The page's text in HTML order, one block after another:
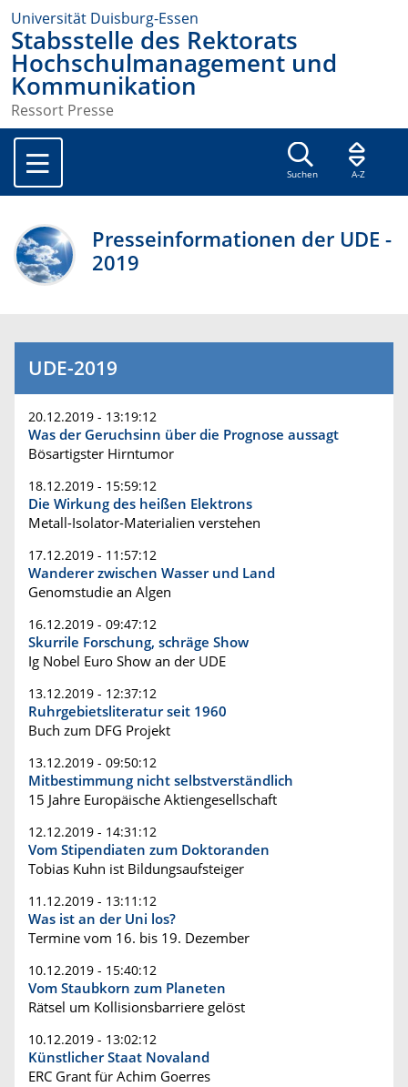
Universität Duisburg-Essen
Stabsstelle des Rektorats
Hochschulmanagement und
Kommunikation
Ressort Presse
Suchen A-Z
Presseinformationen der UDE -
2019
UDE-2019
20.12.2019 - 13:19:12
Was der Geruchsinn über die Prognose aussagt
Bösartigster Hirntumor
18.12.2019 - 15:59:12
Die Wirkung des heißen Elektrons
Metall-Isolator-Materialien verstehen
17.12.2019 - 11:57:12
Wanderer zwischen Wasser und Land
Genomstudie an Algen
16.12.2019 - 09:47:12
Skurrile Forschung, schräge Show
Ig Nobel Euro Show an der UDE
13.12.2019 - 12:37:12
Ruhrgebietsliteratur seit 1960
Buch zum DFG Projekt
13.12.2019 - 09:50:12
Mitbestimmung nicht selbstverständlich
15 Jahre Europäische Aktiengesellschaft
12.12.2019 - 14:31:12
Vom Stipendiaten zum Doktoranden
Tobias Kuhn ist Bildungsaufsteiger
11.12.2019 - 13:11:12
Was ist an der Uni los?
Termine vom 16. bis 19. Dezember
10.12.2019 - 15:40:12
Vom Staubkorn zum Planeten
Rätsel um Kollisionsbarriere gelöst
10.12.2019 - 13:02:12
Künstlicher Staat Novaland
ERC Grant für Achim Goerres